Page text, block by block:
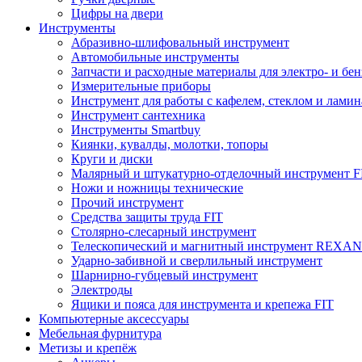
Цифры на двери
Инструменты
Абразивно-шлифовальный инструмент
Автомобильные инструменты
Запчасти и расходные материалы для электро- и
Измерительные приборы
Инструмент для работы с кафелем, стеклом и
Инструмент сантехника
Инструменты Smartbuy
Киянки, кувалды, молотки, топоры
Круги и диски
Малярный и штукатурно-отделочный инструмент
Ножи и ножницы технические
Прочий инструмент
Средства защиты труда FIT
Столярно-слесарный инструмент
Телескопический и магнитный инструмент
Ударно-забивной и сверлильный инструмент
Шарнирно-губцевый инструмент
Электроды
Ящики и пояса для инструмента и крепежа FIT
Компьютерные аксессуары
Мебельная фурнитура
Метизы и крепёж